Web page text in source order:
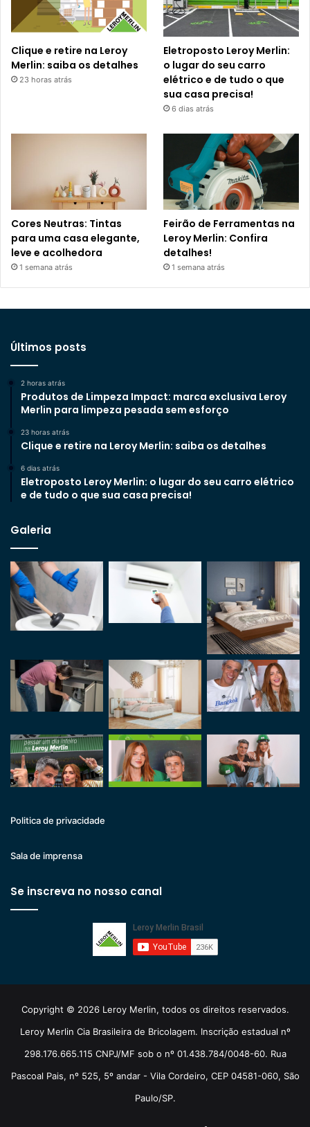
Clique e retire na Leroy
Merlin: saiba os detalhes
23 horas atrás
Eletroposto Leroy Merlin:
o lugar do seu carro
elétrico e de tudo o que
sua casa precisa!
6 dias atrás
Cores Neutras: Tintas
para uma casa elegante,
leve e acolhedora
1 semana atrás
Feirão de Ferramentas na
Leroy Merlin: Confira
detalhes!
1 semana atrás
Últimos posts
2 horas atrás
Produtos de Limpeza Impact: marca exclusiva Leroy
Merlin para limpeza pesada sem esforço
23 horas atrás
Clique e retire na Leroy Merlin: saiba os detalhes
6 dias atrás
Eletroposto Leroy Merlin: o lugar do seu carro elétrico
e de tudo o que sua casa precisa!
Galeria
Politica de privacidade
Sala de imprensa
Se inscreva no nosso canal
Copyright © 2026 Leroy Merlin, todos os direitos reservados.
Leroy Merlin Cia Brasileira de Bricolagem. Inscrição estadual nº
298.176.665.115 CNPJ/MF sob o nº 01.438.784/0048-60. Rua
Pascoal Pais, nº 525, 5º andar - Vila Cordeiro, CEP 04581-060, São
Paulo/SP.